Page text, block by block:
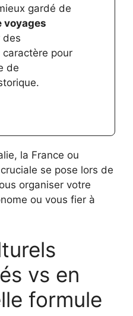
gardé de
voyages
des
pour
de
la France ou
se pose lors de
organiser votre
ou vous fier à
vs en
formule